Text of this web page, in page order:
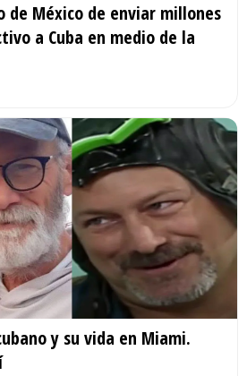
de México de enviar millones
a Cuba en medio de la
y su vida en Miami.